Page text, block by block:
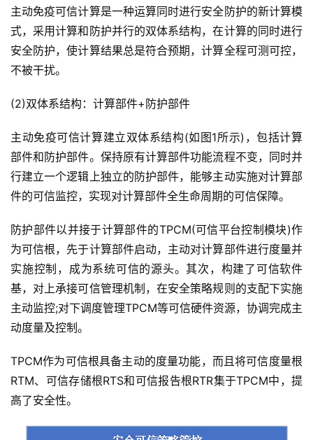
主动免疫可信计算是一种运算同时进行安全防护的新计算模
式，采用计算和防护并行的双体系结构，在计算的同时进行
安全防护，使计算结果总是符合预期，计算全程可测可控，
不被干扰。
(2)双体系结构：计算部件+防护部件
主动免疫可信计算建立双体系结构(如图1所示)，包括计算
部件和防护部件。保持原有计算部件功能流程不变，同时并
行建立一个逻辑上独立的防护部件，能够主动实施对计算部
件的可信监控，实现对计算部件全生命周期的可信保障。
防护部件以并接于计算部件的TPCM(可信平台控制模块)作
为可信根，先于计算部件启动，主动对计算部件进行度量并
实施控制，成为系统可信的源头。其次，构建了可信软件
基，对上承接可信管理机制，在安全策略规则的支配下实施
主动监控;对下调度管理TPCM等可信硬件资源，协调完成主
动度量及控制。
TPCM作为可信根具备主动的度量功能，而且将可信度量根
RTM、可信存储根RTS和可信报告根RTR集于TPCM中，提
高了安全性。